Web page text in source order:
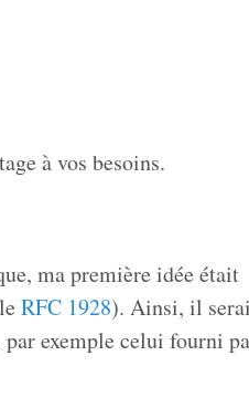
à vos besoins.
ma première idée était
RFC 1928). Ainsi, il
exemple celui fourni